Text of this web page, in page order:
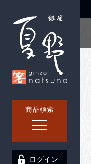
商品検索
ログイン